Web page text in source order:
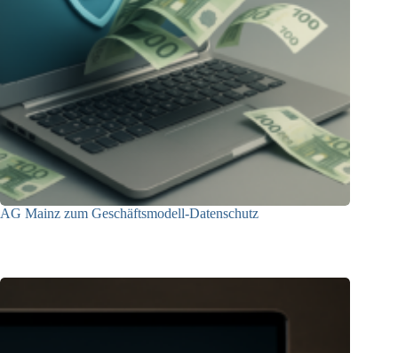
AG Mainz zum Geschäftsmodell-Datenschutz